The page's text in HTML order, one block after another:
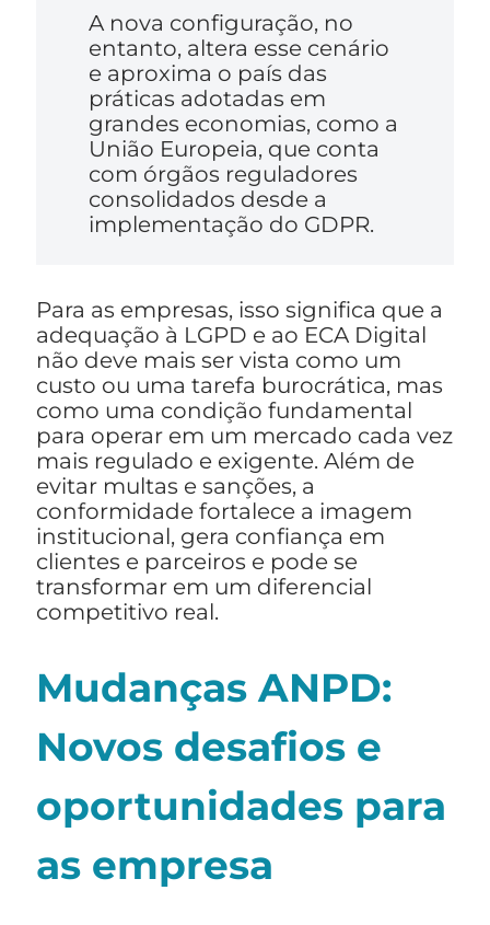
A nova configuração, no
entanto, altera esse cenário
e aproxima o país das
práticas adotadas em
grandes economias, como a
União Europeia, que conta
com órgãos reguladores
consolidados desde a
implementação do GDPR.
Para as empresas, isso significa que a
adequação à LGPD e ao ECA Digital
não deve mais ser vista como um
custo ou uma tarefa burocrática, mas
como uma condição fundamental
para operar em um mercado cada vez
mais regulado e exigente. Além de
evitar multas e sanções, a
conformidade fortalece a imagem
institucional, gera confiança em
clientes e parceiros e pode se
transformar em um diferencial
competitivo real.
Mudanças ANPD:
Novos desafios e
oportunidades para
as empresa